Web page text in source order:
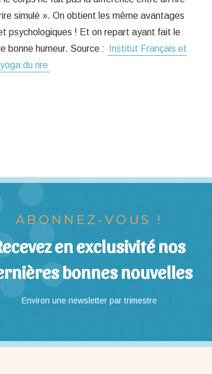
simulé ». On obtient les même avantages
psychologiques ! Et on repart ayant fait le
bonne humeur. Source :
Institut Français et
du rire
ABONNEZ-VOUS !
en exclusivité nos
bonnes nouvelles
Environ une newsletter par trimestre